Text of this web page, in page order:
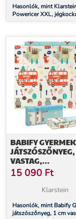
Hasonlók, mint
Powericer XXL,
készítő, ipari berendezés
BABIFY GYERMEK
JÁTSZÓSZŐNYEG,
VASTAG,
ÖSSZECSUKHATÓ,
CSÚSZÁSMENTES,
EXTRA NAGY,
VÍZÁLLÓ,
HORDOZHATÓ,
15 090 Ft
Klarstein
Hasonlók, mint Babify
játszószőnyeg, 1 cm